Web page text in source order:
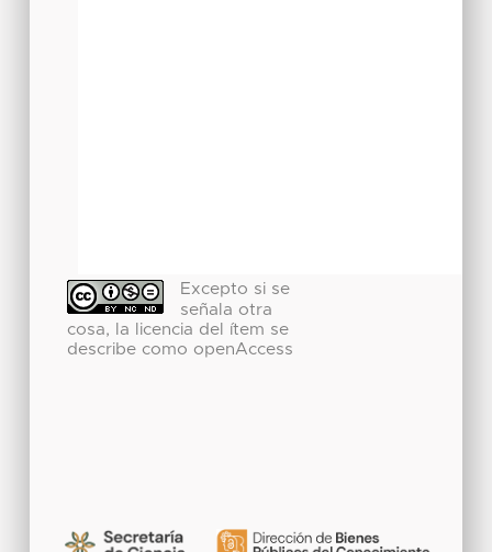
Excepto si se
señala otra
cosa, la licencia del ítem se
describe como openAccess